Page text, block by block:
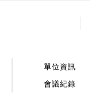
單位資訊
會議紀錄